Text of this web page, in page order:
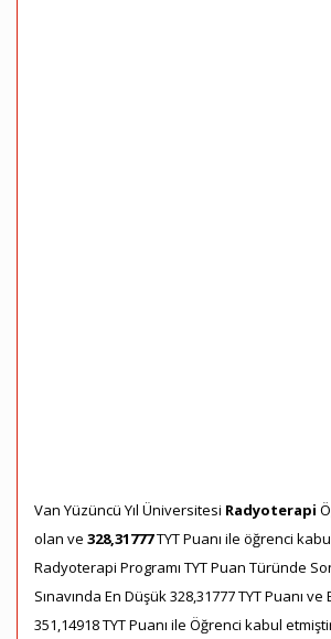
Van Yüzüncü Yıl Üniversitesi Radyoterapi
olan ve 328,31777TYT Puanı ile öğrenci
Radyoterapi Programı TYT Puan Türünde
Sınavında En Düşük 328,31777 TYT Puanı ve
351,14918 TYT Puanı ile Öğrenci kabul